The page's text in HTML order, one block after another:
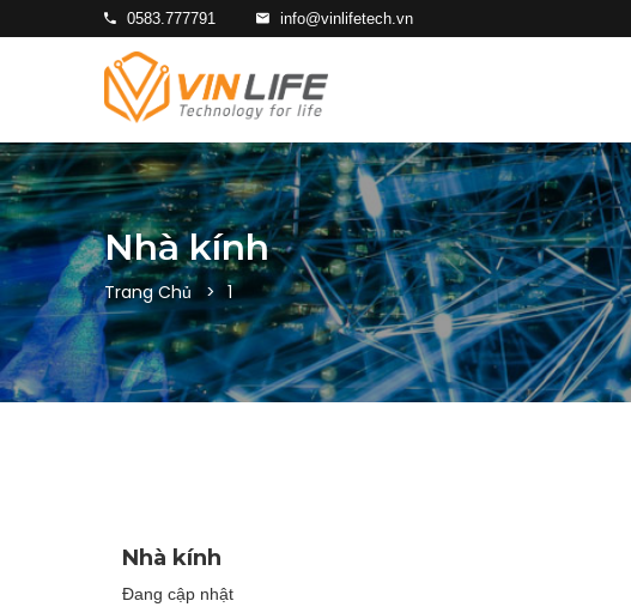
0583.777791 info@vinlifetech.vn
Nhà kính
Trang Chủ 1
Nhà kính
Đang cập nhật